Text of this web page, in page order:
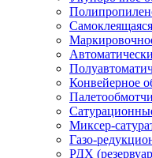
Конвейерное
Миксер-
Газо-
РДХ